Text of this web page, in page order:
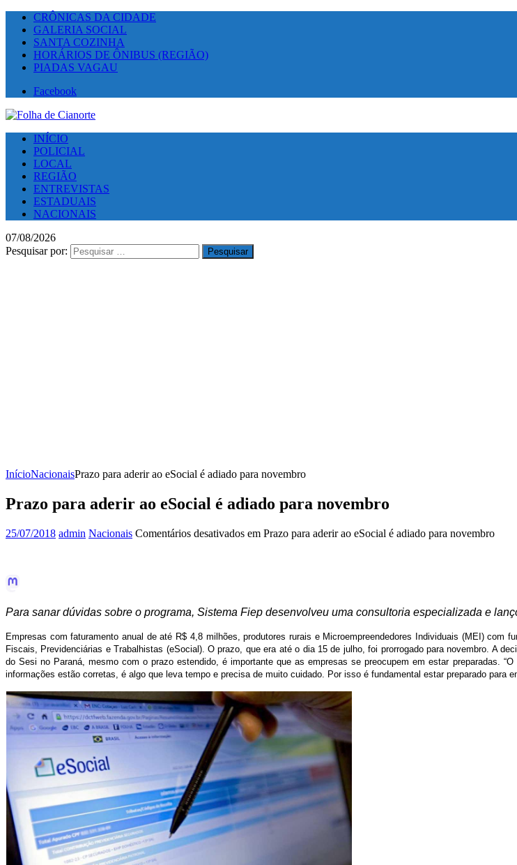
CRÔNICAS DA CIDADE
GALERIA SOCIAL
SANTA COZINHA
HORÁRIOS DE ÔNIBUS (REGIÃO)
PIADAS VAGAU
Facebook
INÍCIO
POLICIAL
LOCAL
REGIÃO
ENTREVISTAS
ESTADUAIS
NACIONAIS
07/08/2026
Pesquisar por:
InícioNacionaisPrazo para aderir ao eSocial é adiado para novembro
Prazo para aderir ao eSocial é adiado para novembro
25/07/2018 admin Nacionais Comentários desativados em Prazo para aderir ao eSocial é adiado para novembro
Para sanar dúvidas sobre o programa, Sistema Fiep desenvolveu uma consultoria especializada e
Empresas com faturamento anual de até R$ 4,8 milhões, produtores rurais e Microempreendedores Individuais (MEI)
Fiscais, Previdenciárias e Trabalhistas (eSocial). O prazo, que era até o dia 15 de julho, foi prorrogado para novembro. A
do Sesi no Paraná, mesmo com o prazo estendido, é importante que as empresas se preocupem em estar preparadas.
informações estão corretas, é algo que leva tempo e precisa de muito cuidado. Por isso é fundamental estar preparado para